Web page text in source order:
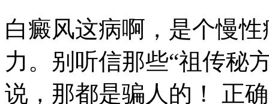
白癜风这病啊，是个慢
力。别听信那些“祖传秘
说，那都是骗人的！ 正